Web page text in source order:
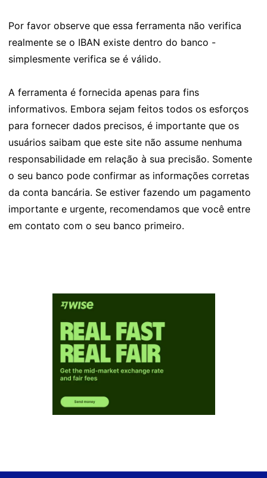
Por favor observe que essa ferramenta não verifica
realmente se o IBAN existe dentro do banco -
simplesmente verifica se é válido.
A ferramenta é fornecida apenas para fins
informativos. Embora sejam feitos todos os esforços
para fornecer dados precisos, é importante que os
usuários saibam que este site não assume nenhuma
responsabilidade em relação à sua precisão. Somente
o seu banco pode confirmar as informações corretas
da conta bancária. Se estiver fazendo um pagamento
importante e urgente, recomendamos que você entre
em contato com o seu banco primeiro.